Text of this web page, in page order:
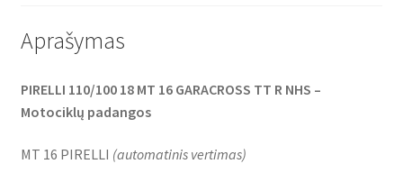
Aprašymas
PIRELLI 110/100 18 MT 16 GARACROSS TT R NHS –
Motociklų padangos
MT 16 PIRELLI (automatinis vertimas)